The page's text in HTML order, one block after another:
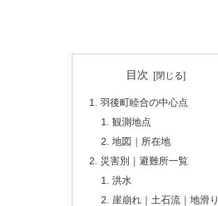
目次
羽後町睦合の中心点
観測地点
地図｜所在地
災害別｜避難所一覧
洪水
崖崩れ｜土石流｜地滑り